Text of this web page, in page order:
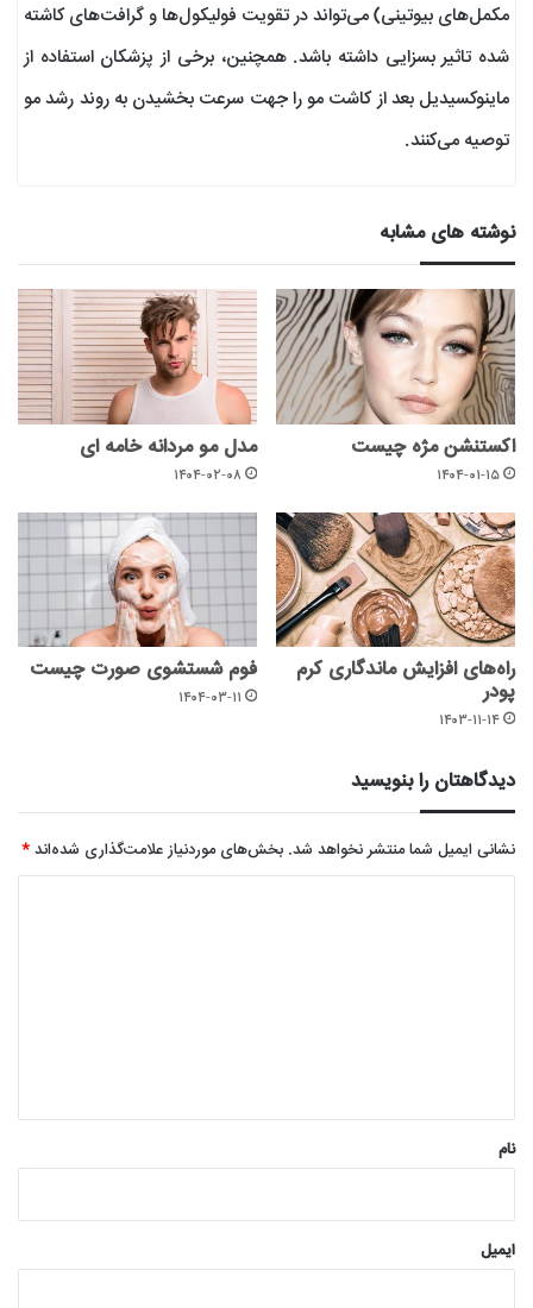
مکمل‌های بیوتینی) می‌تواند در تقویت فولیکول‌ها و گرافت‌های کاشته
شده تاثیر بسزایی داشته باشد. همچنین، برخی از پزشکان استفاده از
ماینوکسیدیل بعد از کاشت مو را جهت سرعت بخشیدن به روند رشد مو
توصیه می‌کنند.
نوشته های مشابه
اکستنشن مژه چیست
۱۴۰۴-۰۱-۱۵
مدل مو مردانه خامه ای
۱۴۰۴-۰۲-۰۸
راه‌های افزایش ماندگاری کرم
پودر
۱۴۰۳-۱۱-۱۴
فوم شستشوی صورت چیست
۱۴۰۴-۰۳-۱۱
دیدگاهتان را بنویسید
نشانی ایمیل شما منتشر نخواهد شد. بخش‌های موردنیاز علامت‌گذاری شده‌اند*
نام
ایمیل